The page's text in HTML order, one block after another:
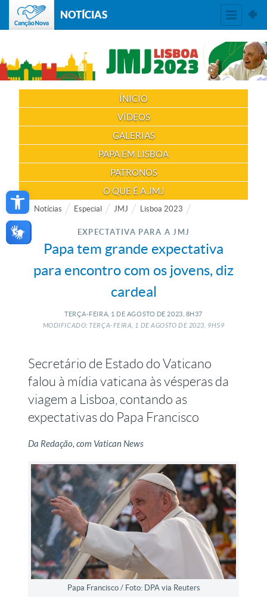
Open toolbar
NOTÍCIAS
ÍNICIO
VÍDEOS
GALERIAS
PAPA EM LISBOA
PATRONOS
O QUE É A JMJ
Notícias Especial JMJ Lisboa 2023
EXPECTATIVA PARA A JMJ
Papa tem grande expectativa
para encontro com os jovens, diz
cardeal
TERÇA-FEIRA, 1 DE AGOSTO DE 2023, 8H37
MODIFICADO: TERÇA-FEIRA, 1 DEAGOSTO DE 2023, 9H59
Secretário de Estado do Vaticano
falou à mídia vaticana às vésperas da
viagem a Lisboa, contando as
expectativas do Papa Francisco
Da Redação, com Vatican News
Papa Francisco / Foto: DPA via Reuters